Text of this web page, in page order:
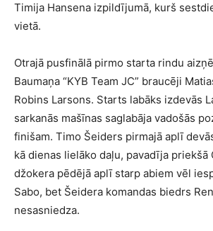
Timija Hansena izpildījumā, kurš
vietā.
Otrajā pusfinālā pirmo starta rindu
Baumaņa “KYB Team JC” braucēji
Robins Larsons. Starts labāks izdevās
sarkanās mašīnas saglabāja vadošās
finišam. Timo Šeiders pirmajā aplī
kā dienas lielāko daļu, pavadīja priekšā
džokera pēdējā aplī starp abiem vēl
Sabo, bet Šeidera komandas biedrs
nesasniedza.